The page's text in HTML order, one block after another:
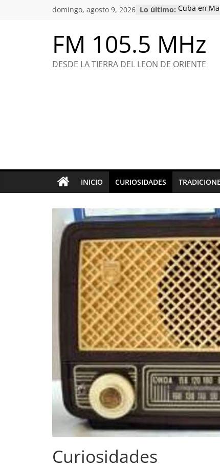
domingo, agosto 9, 2026 Lo último: Cuba en
Raúl, un
ideas
FM 105.5 MHz
DESDE LA TIERRA DEL LEON DE ORIENTE
INICIO CURIOSIDADES
Curiosidades